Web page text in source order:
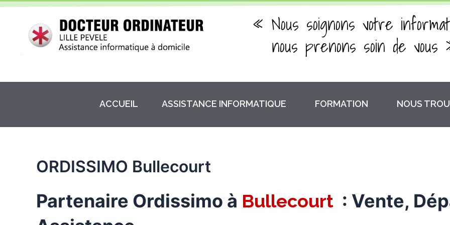
Aller
contenu
« Nous soignons votre
nous prenons soin de vous
ACCUEIL ASSISTANCE INFORMATIQUE FORMATION NOUS
ORDISSIMO Bullecourt
Partenaire Ordissimo à Bullecourt : Vente,